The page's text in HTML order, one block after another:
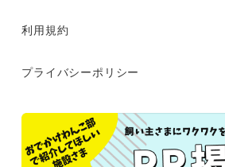
利用規約
プライバシーポリシー